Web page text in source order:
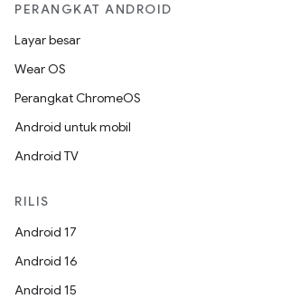
PERANGKAT ANDROID
Layar besar
Wear OS
Perangkat ChromeOS
Android untuk mobil
Android TV
RILIS
Android 17
Android 16
Android 15